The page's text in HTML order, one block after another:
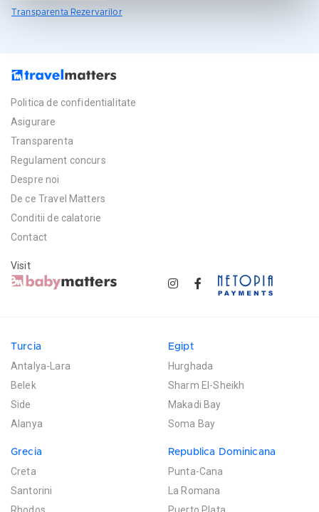
Transparenta Rezervarilor
Politica de confidentialitate
Asigurare
Transparenta
Regulament concurs
Despre noi
De ce Travel Matters
Conditii de calatorie
Contact
Visit
Turcia
Antalya-Lara
Belek
Side
Alanya
Egipt
Hurghada
Sharm El-Sheikh
Makadi Bay
Soma Bay
Grecia
Creta
Santorini
Rhodos
Republica Dominicana
Punta-Cana
La Romana
Puerto Plata